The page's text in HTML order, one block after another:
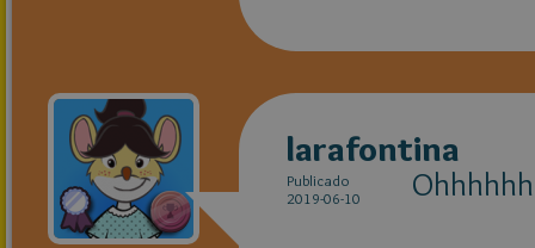
larafontina
Publicado
2019-06-10